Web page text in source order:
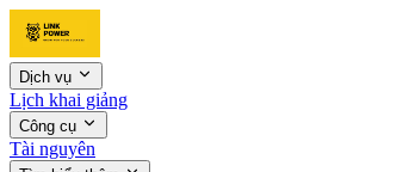
Dịch vụ
Lịch khai giảng
Công cụ
Tài nguyên